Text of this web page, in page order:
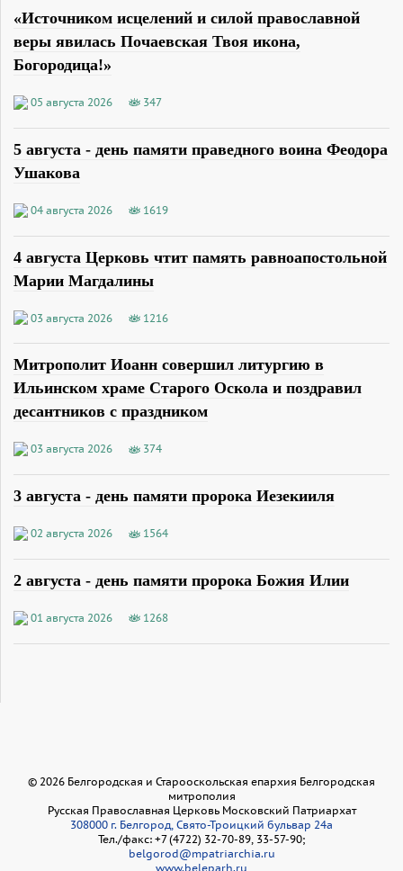
«Источником исцелений и силой православной
веры явилась Почаевская Твоя икона,
Богородица!»
05 августа 2026 347
5 августа - день памяти праведного воина Феодора
Ушакова
04 августа 2026 1619
4 августа Церковь чтит память равноапостольной
Марии Магдалины
03 августа 2026 1216
Митрополит Иоанн совершил литургию в
Ильинском храме Старого Оскола и поздравил
десантников с праздником
03 августа 2026 374
3 августа - день памяти пророка Иезекииля
02 августа 2026 1564
2 августа - день памяти пророка Божия Илии
01 августа 2026 1268
© 2026 Белгородская и Старооскольская епархия Белгородская
митрополия
Русская Православная Церковь Московский Патриархат
308000 г. Белгород, Свято-Троицкий бульвар 24а
Тел./факс: +7 (4722) 32-70-89, 33-57-90;
belgorod@mpatriarchia.ru
www.beleparh.ru